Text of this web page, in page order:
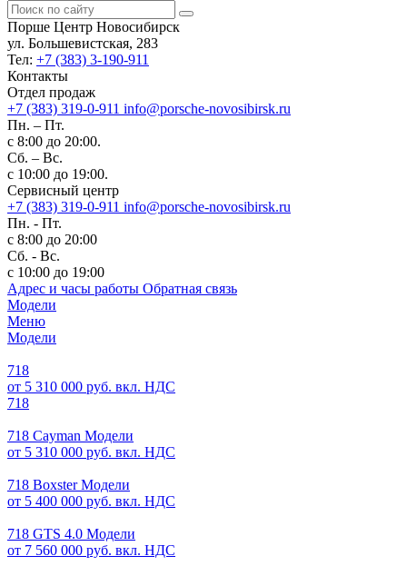
Порше Центр Новосибирск
ул. Большевистская, 283
Тел: +7 (383) 3-190-911
Контакты
Отдел продаж
+7 (383) 319-0-911 info@porsche-novosibirsk.ru
Пн. – Пт.
с 8:00 до 20:00.
Сб. – Вс.
с 10:00 до 19:00.
Сервисный центр
+7 (383) 319-0-911 info@porsche-novosibirsk.ru
Пн. - Пт.
с 8:00 до 20:00
Сб. - Вс.
с 10:00 до 19:00
Адрес и часы работы Обратная связь
Модели
Меню
Модели
718
от 5 310 000 руб. вкл. НДС
718
718 Cayman Модели
от 5 310 000 руб. вкл. НДС
718 Boxster Модели
от 5 400 000 руб. вкл. НДС
718 GTS 4.0 Модели
от 7 560 000 руб. вкл. НДС